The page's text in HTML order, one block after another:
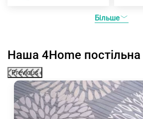
Більше
Наша 4Home постільна
Previous